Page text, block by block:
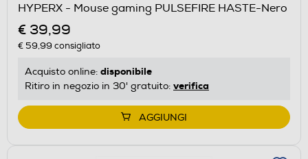
HYPERX - Mouse gaming PULSEFIRE HASTE-Nero
€ 39,99
€ 59,99 consigliato
Acquisto online: disponibile
Ritiro in negozio in 30' gratuito: verifica
AGGIUNGI